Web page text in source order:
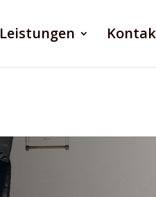
Leistungen